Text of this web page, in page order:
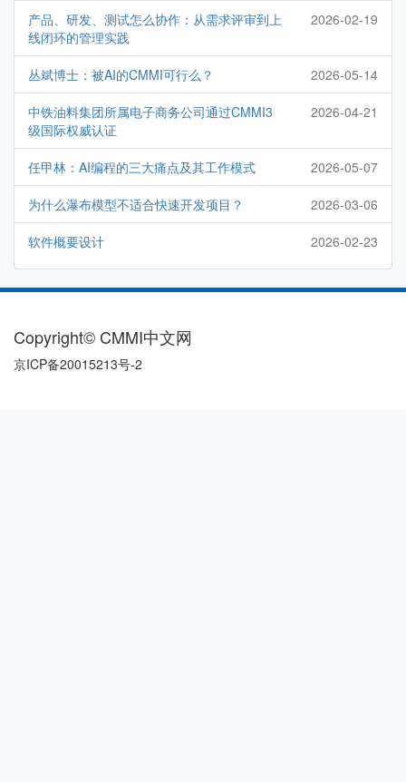
产品、研发、测试怎么协作：从需求评审到上
线闭环的管理实践
2026-02-19
丛斌博士：被AI的CMMI可行么？ 2026-05-14
中铁油料集团所属电子商务公司通过CMMI3
级国际权威认证
2026-04-21
任甲林：AI编程的三大痛点及其工作模式 2026-05-07
为什么瀑布模型不适合快速开发项目？ 2026-03-06
软件概要设计 2026-02-23
Copyright© CMMI中文网
京ICP备20015213号-2